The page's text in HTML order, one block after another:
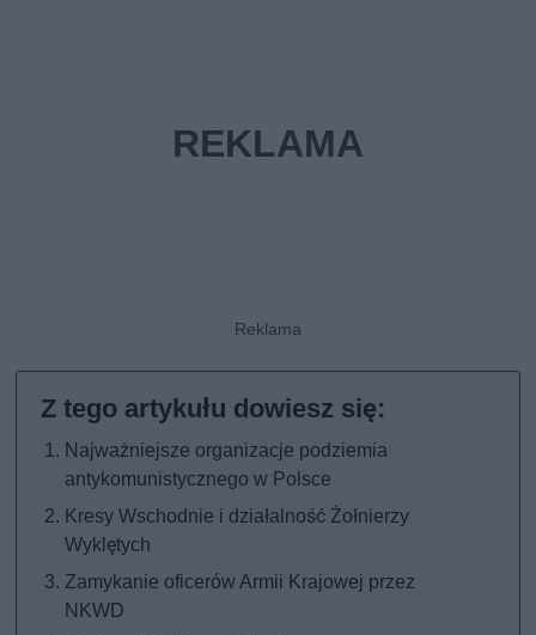
Najważniejsze organizacje podziemia
antykomunistycznego w Polsce
Kresy Wschodnie i działalność Żołnierzy
Wyklętych
Zamykanie oficerów Armii Krajowej przez
NKWD